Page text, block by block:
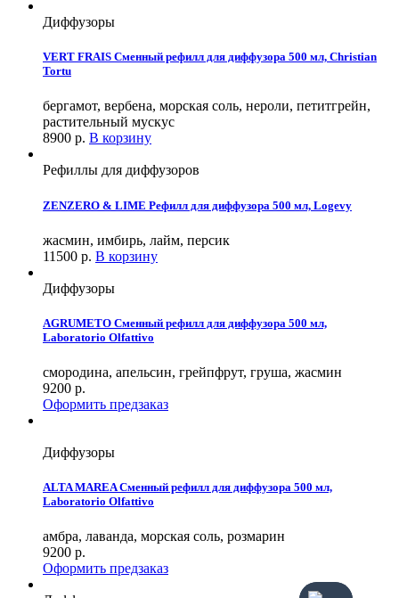
Диффузоры
VERT FRAIS Сменный рефилл для диффузора 500 мл, Christian
Tortu
бергамот, вербена, морская соль, нероли, петитгрейн,
растительный мускус
8900 р. В корзину
Рефиллы для диффузоров
ZENZERO & LIME Рефилл для диффузора 500 мл, Logevy
жасмин, имбирь, лайм, персик
11500 р. В корзину
Диффузоры
AGRUMETO Сменный рефилл для диффузора 500 мл,
Laboratorio Olfattivo
смородина, апельсин, грейпфрут, груша, жасмин
9200 р.
Оформить предзаказ
Диффузоры
ALTA MAREA Сменный рефилл для диффузора 500 мл,
Laboratorio Olfattivo
амбра, лаванда, морская соль, розмарин
9200 р.
Оформить предзаказ